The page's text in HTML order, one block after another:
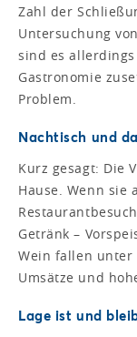
Zahl der
Untersuchung
sind es
Gastronomie
Problem.
Nachtisch und
Kurz gesagt: Die
Hause. Wenn sie
Getränk –
Wein fallen unter
Umsätze und
Lage ist und